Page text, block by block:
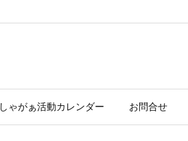
しゃがぁ活動カレンダー お問合せ